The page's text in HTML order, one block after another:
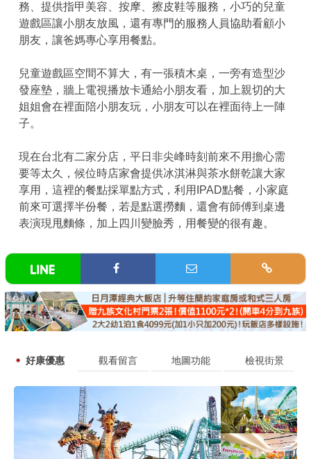
務、提供指甲美容、按摩、擦皮鞋等服務，小巧的兒童
遊戲區讓小朋友放風，還有專門的服務人員協助看顧小
朋友，讓爸媽專心享用餐點。
兒童遊戲區空間不算大，有一張積木桌，一旁有造型沙
發座墊，牆上電視播放卡通給小朋友看，加上親切的大
姐姐會在裡面陪小朋友玩，小朋友可以在裡面待上一陣
子。
現在台北有二家分店，平日非尖峰時刻前來不用擔心需
要等太久，候位時店家會提供冰淇淋與茶水餅乾讓大家
享用，這裡的餐點採單點方式，利用IPAD點餐，小家庭
前來可選擇半份餐，若是點選撈麵，還會有師傅到桌邊
表演現甩麵條，加上四川變臉秀，用餐變的很有趣。
好康優惠 觀看留言 地圖功能 檢視街景